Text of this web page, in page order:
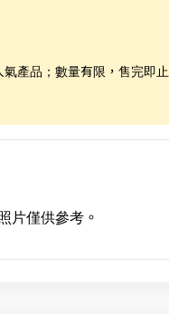
產品；數量有限，售完即止
片僅供參考。